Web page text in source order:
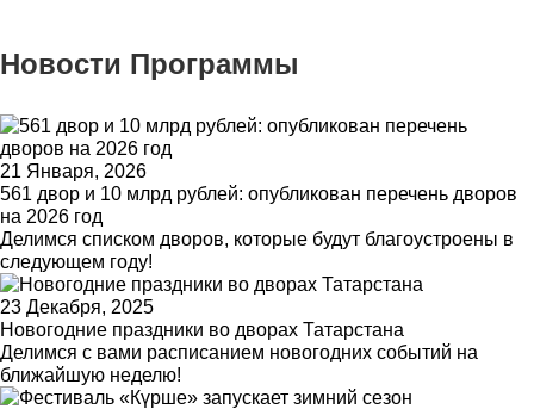
Новости Программы
21 Января, 2026
561 двор и 10 млрд рублей: опубликован перечень дворов
на 2026 год
Делимся списком дворов, которые будут благоустроены в
следующем году!
23 Декабря, 2025
Новогодние праздники во дворах Татарстана
Делимся с вами расписанием новогодних событий на
ближайшую неделю!